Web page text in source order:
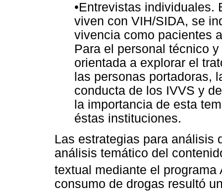
•Entrevistas individuales.
viven con VIH/SIDA, se
vivencia como pacientes
Para el personal técnico
orientada a explorar el
las personas portadoras,
conducta de los IVVS y
la importancia de esta
éstas instituciones.
Las estrategias para análisis
análisis temático del
textual mediante el programa
consumo de drogas resultó